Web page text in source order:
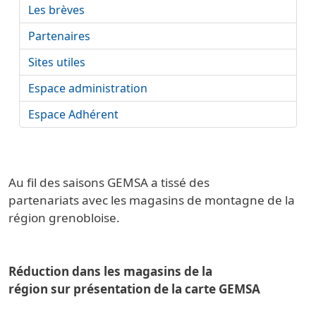
Au fil des saisons GEMSA a tissé des
partenariats avec les magasins de montagne de la
région grenobloise.
Réduction dans les magasins de la
région sur présentation de la carte GEMSA
Les brèves
Partenaires
Sites utiles
Espace administration
Espace Adhérent